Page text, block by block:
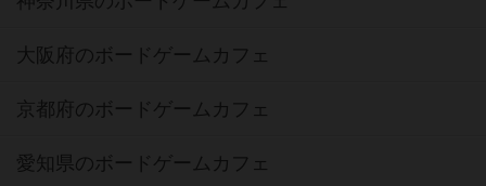
大阪府のボードゲームカフェ
京都府のボードゲームカフェ
愛知県のボードゲームカフェ